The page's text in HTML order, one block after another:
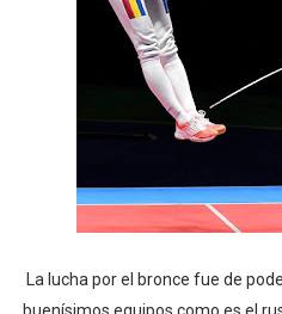
La lucha por el bronce fue de